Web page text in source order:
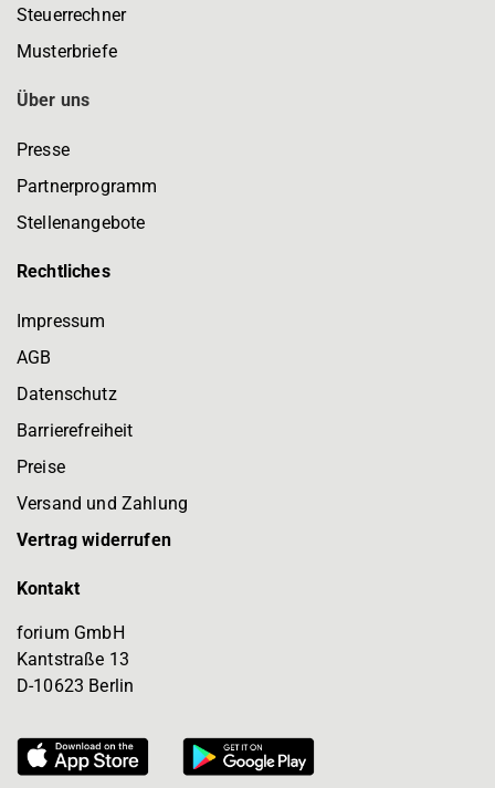
Steuerrechner
Musterbriefe
Über uns
Presse
Partnerprogramm
Stellenangebote
Rechtliches
Impressum
AGB
Datenschutz
Barrierefreiheit
Preise
Versand und Zahlung
Vertrag widerrufen
Kontakt
forium GmbH
Kantstraße 13
D-10623 Berlin